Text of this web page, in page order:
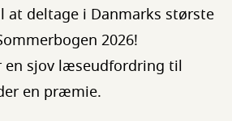
at deltage i Danmarks største
2026!
en sjov læseudfordring til
en præmie.